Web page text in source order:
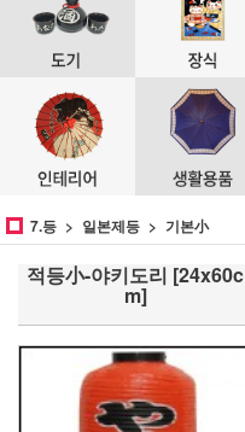
7.등 일본제등 기본小
적등小-야키도리 [24x60c
m]